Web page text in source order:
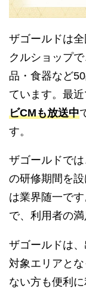
ザゴールドは
クルショップ
品・食器など
ています。最
ビCMも放送中
す。
ザゴールドで
の研修期間を
は業界随一で
で、利用者の満
ザゴールドは
対象エリアと
ない方も便利に